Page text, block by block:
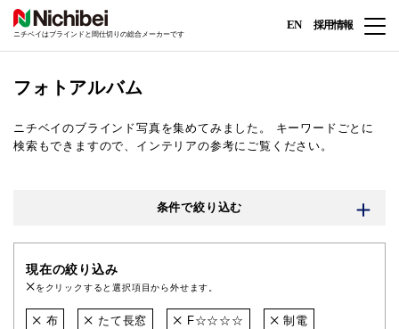
ニチベイはブラインドと間仕切りの総合メーカーです
EN 採用情報
フォトアルバム
ニチベイのブラインド写真を集めてみました。
キーワードごとに
検索もできますので、インテリアの参考にご覧ください。
条件で絞り込む
現在の絞り込み
をクリックすると選択項目から外せます。
布 たて長窓 F☆☆☆☆ 制電